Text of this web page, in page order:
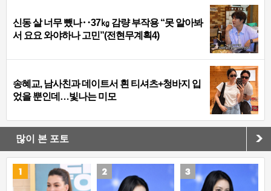
신동 살 너무 뺐나‥37㎏ 감량 부작용 “못 알아봐
서 요요 와야하나 고민”(전현무계획4)
송혜교, 남사친과 데이트서 흰 티셔츠+청바지 입
었을 뿐인데…빛나는 미모
많이 본 포토